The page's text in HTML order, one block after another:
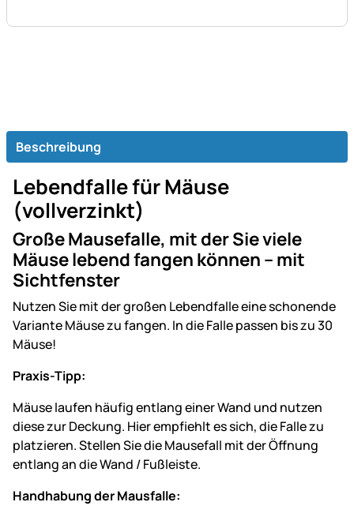
Beschreibung
Lebendfalle für Mäuse
(vollverzinkt)
Große Mausefalle, mit der Sie viele
Mäuse lebend fangen können – mit
Sichtfenster
Nutzen Sie mit der großen Lebendfalle eine schonende
Variante Mäuse zu fangen. In die Falle passen bis zu 30
Mäuse!
Praxis-Tipp:
Mäuse laufen häufig entlang einer Wand und nutzen
diese zur Deckung. Hier empfiehlt es sich, die Falle zu
platzieren. Stellen Sie die Mausefall mit der Öffnung
entlang an die Wand / Fußleiste.
Handhabung der Mausfalle: